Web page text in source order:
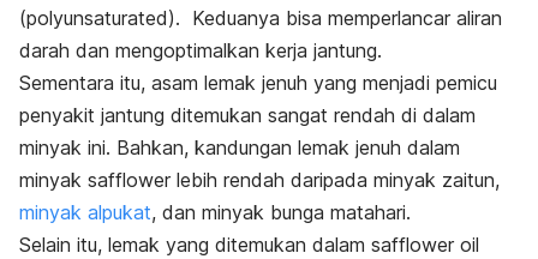
(polyunsaturated). Keduanya bisa memperlancar aliran
darah dan mengoptimalkan kerja jantung.
Sementara itu, asam lemak jenuh yang menjadi pemicu
penyakit jantung ditemukan sangat rendah di dalam
minyak ini. Bahkan, kandungan lemak jenuh dalam
minyak safflower lebih rendah daripada minyak zaitun,
minyak alpukat, dan minyak bunga matahari.
Selain itu, lemak yang ditemukan dalam safflower oil